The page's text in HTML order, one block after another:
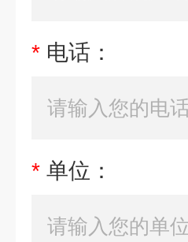
* 电话：
* 单位：